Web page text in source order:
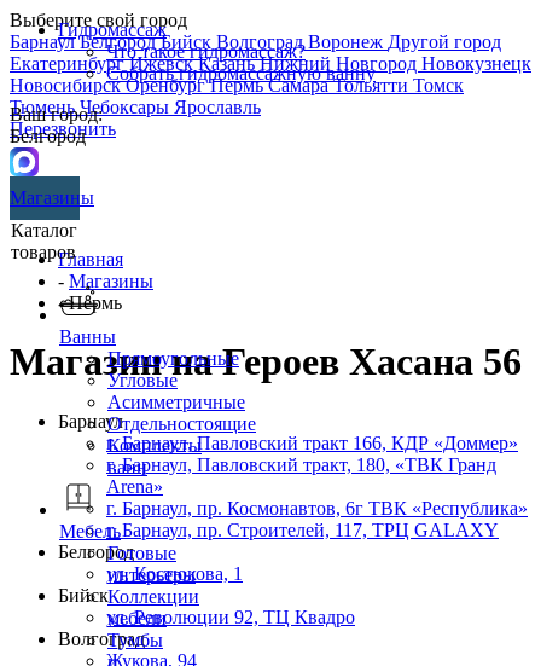
Выберите свой город
БарнаулБелгородБийск ВолгоградВоронеж Другой город
ЕкатеринбургИжевскКазаньНижний Новгород Новокузнецк
НовосибирскОренбургПермьСамараТольятти Томск
ТюменьЧебоксары Ярославль
Перезвонить
Гидромассаж
Что такое гидромассаж?
Собрать гидромассажную ванну
Ваш город:
Белгород
Магазины
Каталог
товаров
Ванны
Прямоугольные
Угловые
Асимметричные
Отдельностоящие
Комплекты
ванн
Мебель
Готовые
интерьеры
Коллекции
мебели
Тумбы
Главная
- Магазины
- Пермь
Магазин на Героев Хасана 56
Барнаул
г. Барнаул, Павловский тракт 166, КДР «Доммер»
г. Барнаул,​ ​Павловский тракт, 180, «ТВК Гранд
Arena»
г. Барнаул, пр. Космонавтов, 6г ТВК «Республика»
г. Барнаул, пр. Строителей, 117, ТРЦ GALAXY
Белгород
ул. Костюкова, 1
Бийск
ул. Революции 92, ТЦ Квадро
Волгоград
Жукова, 94